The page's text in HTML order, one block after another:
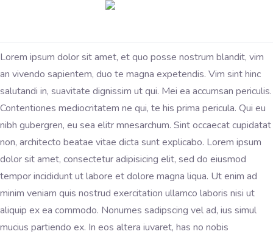
Lorem ipsum dolor sit amet, et quo posse nostrum blandit, vim
an vivendo sapientem, duo te magna expetendis. Vim sint hinc
salutandi in, suavitate dignissim ut qui. Mei ea accumsan periculis.
Contentiones mediocritatem ne qui, te his prima pericula. Qui eu
nibh gubergren, eu sea elitr mnesarchum. Sint occaecat cupidatat
non, architecto beatae vitae dicta sunt explicabo. Lorem ipsum
dolor sit amet, consectetur adipisicing elit, sed do eiusmod
tempor incididunt ut labore et dolore magna liqua. Ut enim ad
minim veniam quis nostrud exercitation ullamco laboris nisi ut
aliquip ex ea commodo. Nonumes sadipscing vel ad, ius simul
mucius partiendo ex. In eos altera iuvaret, has no nobis